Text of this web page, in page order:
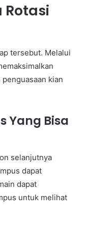
tersebut. Melalui
kian
Yang Bisa
selanjutnya
dapat
dapat
untuk melihat